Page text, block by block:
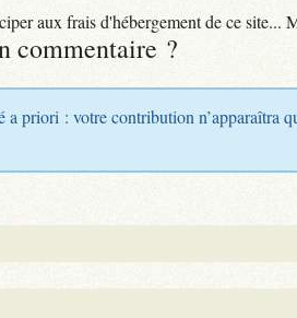
aux frais d'hébergement de ce site...
commentaire ?
a priori : votre contribution n’apparaîtra